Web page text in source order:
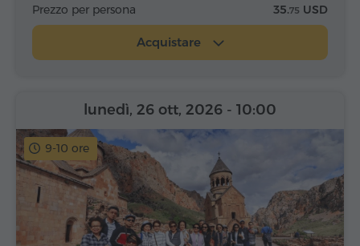
Prezzo per persona 35.75 USD
Acquistare
9-10 ore
lunedì, 26 ott, 2026 - 10:00